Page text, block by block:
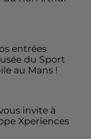
entrées
du Sport
au Mans !
invite à
Xperiences